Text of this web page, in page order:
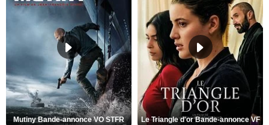
Mutiny Bande-annonce VO STFR Le Triangle d'or Bande-annonce VF